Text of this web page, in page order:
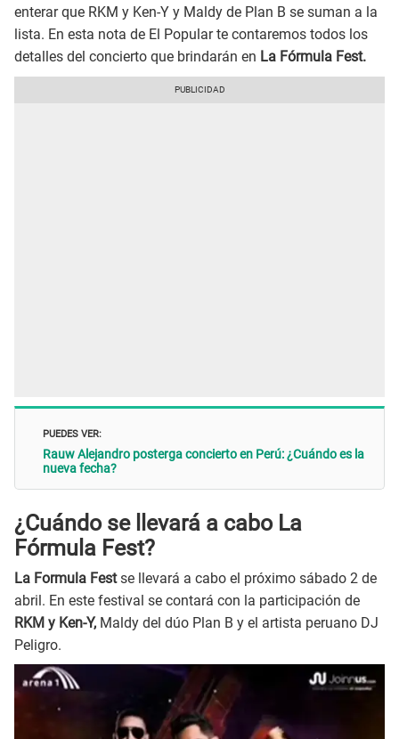
enterar que RKM y Ken-Y y Maldy de Plan B se suman a la
lista. En esta nota de El Popular te contaremos todos los
detalles del concierto que brindarán en La Fórmula Fest.
PUEDES VER:
Rauw Alejandro posterga concierto en Perú: ¿Cuándo es la
nueva fecha?
¿Cuándo se llevará a cabo La
Fórmula Fest?
La Formula Festse llevará a cabo el próximo sábado 2 de
abril. En este festival se contará con la participación de
RKM y Ken-Y, Maldy del dúo Plan B y el artista peruano DJ
Peligro.